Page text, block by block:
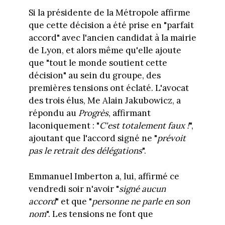
Si la présidente de la Métropole affirme
que cette décision a été prise en "parfait
accord" avec l'ancien candidat à la mairie
de Lyon, et alors même qu'elle ajoute
que "tout le monde soutient cette
décision" au sein du groupe, des
premières tensions ont éclaté. L'avocat
des trois élus, Me Alain Jakubowicz, a
répondu au Progrès, affirmant
laconiquement : "C'est totalement faux !",
ajoutant que l'accord signé ne "prévoit
pas le retrait des délégations".
Emmanuel Imberton a, lui, affirmé ce
vendredi soir n'avoir "signé aucun
accord" et que "personne ne parle en son
nom". Les tensions ne font que